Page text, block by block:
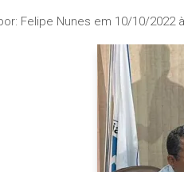
Felipe Nunes em 10/10/2022